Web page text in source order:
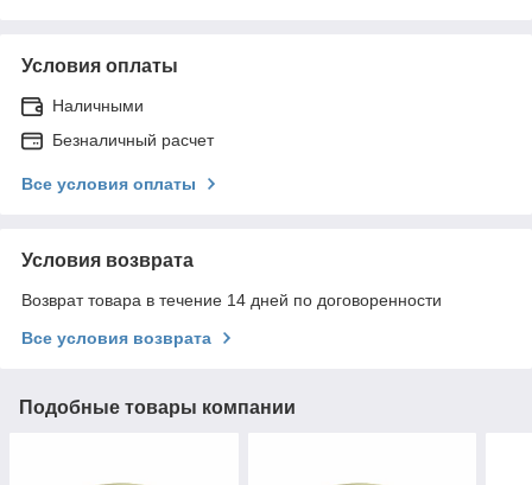
Условия оплаты
Наличными
Безналичный расчет
Все условия оплаты
Условия возврата
Возврат товара в течение 14 дней по договоренности
Все условия возврата
Подобные товары компании